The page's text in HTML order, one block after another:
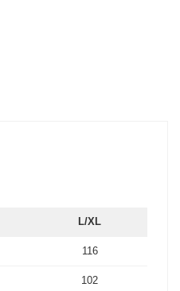
L/XL
116
102